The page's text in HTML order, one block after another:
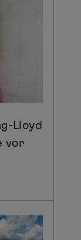
Lloyd
vor